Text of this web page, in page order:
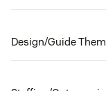
Design/Guide